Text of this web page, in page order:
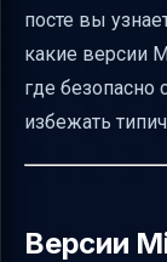
mods и
процесс
посте вы
какие версии
где безопасно
избежать
Версии